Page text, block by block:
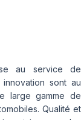
au service de
sont au
large gamme de
Qualité et